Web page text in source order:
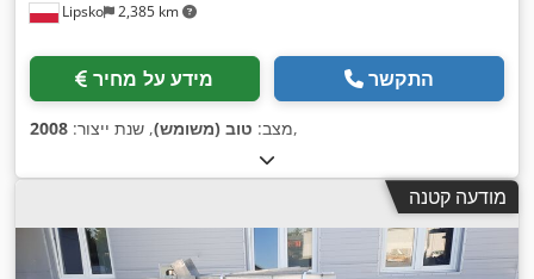
Lipsko 2,385 km
מידע על מחיר התקשר
מצב: טוב (משומש), שנת ייצור: 2008 ,
מודעה קטנה